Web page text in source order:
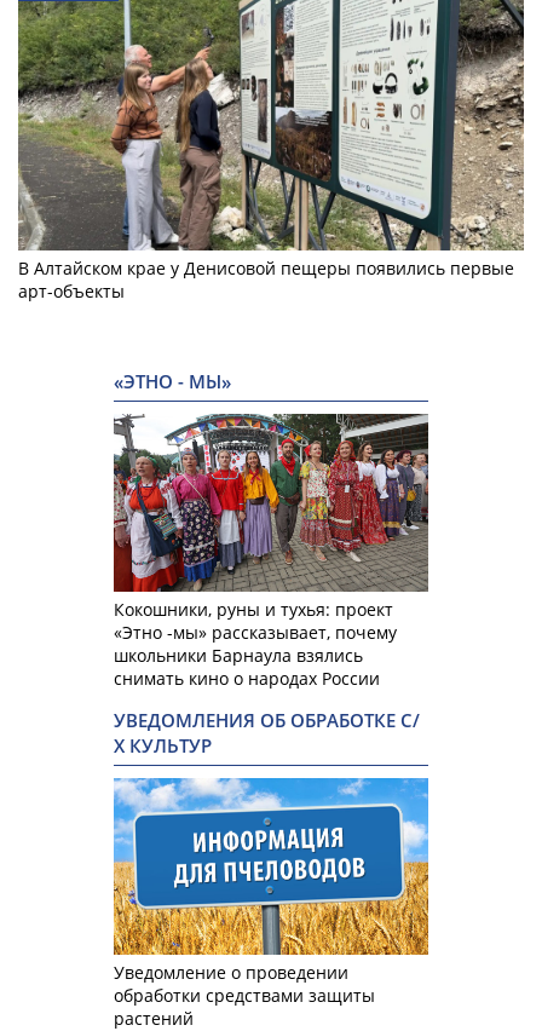
В Алтайском крае у Денисовой пещеры появились первые
арт-объекты
«ЭТНО - МЫ»
Кокошники, руны и тухья: проект
«Этно -мы» рассказывает, почему
школьники Барнаула взялись
снимать кино о народах России
УВЕДОМЛЕНИЯ ОБ ОБРАБОТКЕ С/
Х КУЛЬТУР
Уведомление о проведении
обработки средствами защиты
растений